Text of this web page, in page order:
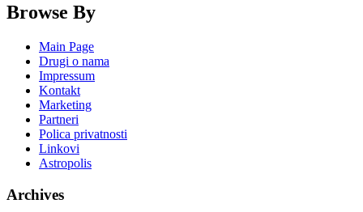
Browse By
Main Page
Drugi o nama
Impressum
Kontakt
Marketing
Partneri
Polica privatnosti
Linkovi
Astropolis
Archives